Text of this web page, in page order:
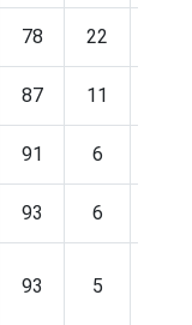
78 22
87 11
91 6
93 6
93 5